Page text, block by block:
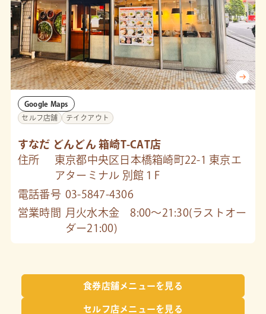
Google Maps
セルフ店舗
テイクアウト
すなだ どんどん 箱崎T-CAT店
住所
東京都中央区日本橋箱崎町22-1 東京エ
アターミナル 別館１F
電話番号 03-5847-4306
営業時間
月火水木金 8:00〜21:30(ラストオー
ダー21:00)
食券店舗メニューを見る
セルフ店メニューを見る